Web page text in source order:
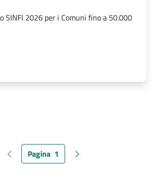
SINFI 2026 per i Comuni fino a 50.000
Pagina precedente
Pagina attuale
Pagina 1
Pagina successiva